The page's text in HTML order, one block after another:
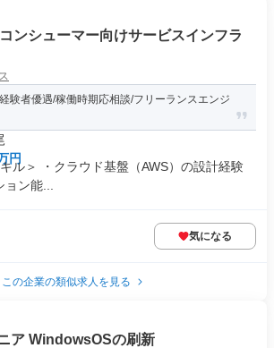
ンシューマー向けサービスインフラ
験者優遇/稼働時期応相談/フリーランスエンジ
円
ル＞ ・クラウド基盤（AWS）の設計経験
ン能...
気になる
この企業の類似求人を見る
ア WindowsOSの刷新